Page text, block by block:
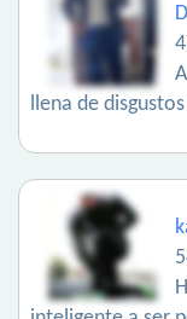
llena de